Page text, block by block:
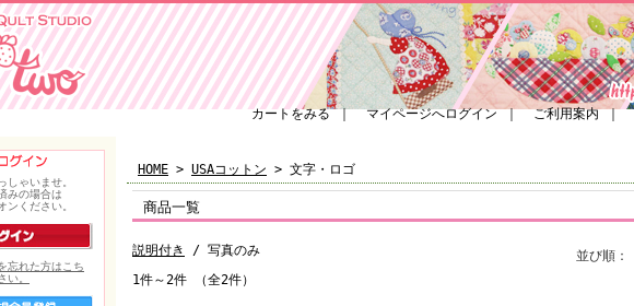
カートをみる｜ マイページへログイン｜ ご利用案内｜
HOME > USAコットン > 文字・ロゴ
商品一覧
並び順：
説明付き
/ 写真のみ
1件～2件 （全2件）